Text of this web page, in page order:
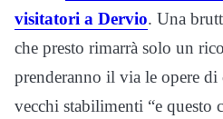
visitatori a Dervio. Una
che presto rimarrà solo un
prenderanno il via le opere
vecchi stabilimenti “e questo